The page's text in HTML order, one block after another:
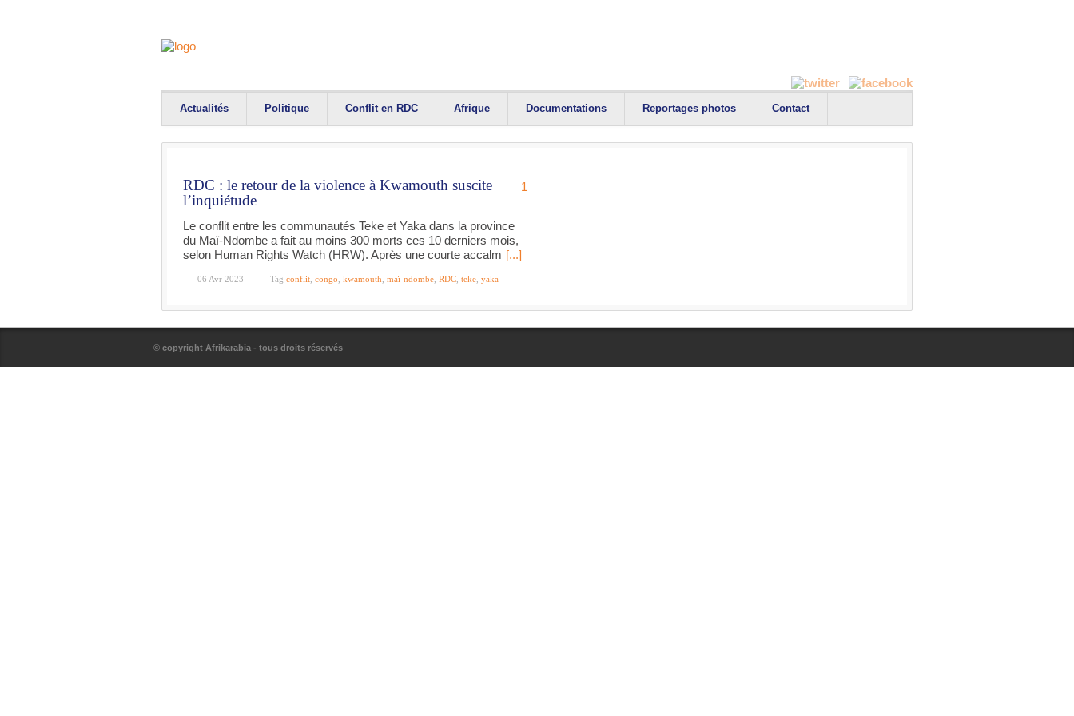
Actualités Politique Conflit en RDC Afrique Documentations Reportages photos Contact
RDC : le retour de la violence à Kwamouth suscite
l’inquiétude
1
Le conflit entre les communautés Teke et Yaka dans la province
du Maï-Ndombe a fait au moins 300 morts ces 10 derniers mois,
selon Human Rights Watch (HRW). Après une courte accalm [...]
06 Avr 2023 Tag conflit congo kwamouth maï-ndombe RDC teke yaka
© copyright Afrikarabia - tous droits réservés